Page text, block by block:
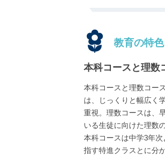
教育の特色
本科コースと理数
本科コースと理数コー
は、じっくりと幅広く
重視。理数コースは、
いる生徒に向けた理数
本科コースは中学3年
指す特進クラスとに分